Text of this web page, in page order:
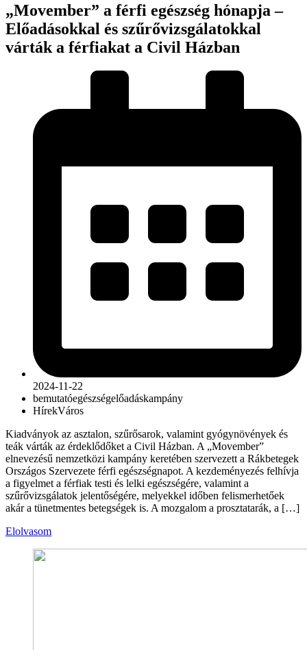
„Movember” a férfi egészség hónapja –
Előadásokkal és szűrővizsgálatokkal
várták a férfiakat a Civil Házban
2024-11-22
bemutatóegészségelőadáskampány
HírekVáros
Kiadványok az asztalon, szűrősarok, valamint gyógynövények és
teák várták az érdeklődőket a Civil Házban. A „Movember”
elnevezésű nemzetközi kampány keretében szervezett a Rákbetegek
Országos Szervezete férfi egészségnapot. A kezdeményezés felhívja
a figyelmet a férfiak testi és lelki egészségére, valamint a
szűrővizsgálatok jelentőségére, melyekkel időben felismerhetőek
akár a tünetmentes betegségek is. A mozgalom a prosztatarák, a […]
Elolvasom